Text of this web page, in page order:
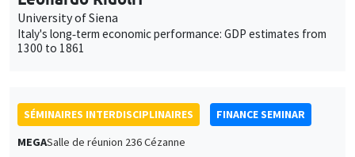
University of Siena
Italy's long‐term economic performance: GDP estimates from
1300 to 1861
SÉMINAIRES INTERDISCIPLINAIRES
FINANCE SEMINAR
MEGASalle de réunion 236 Cézanne